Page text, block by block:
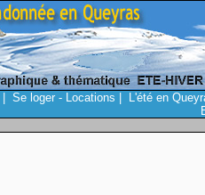
Se loger - Locations
L'été en